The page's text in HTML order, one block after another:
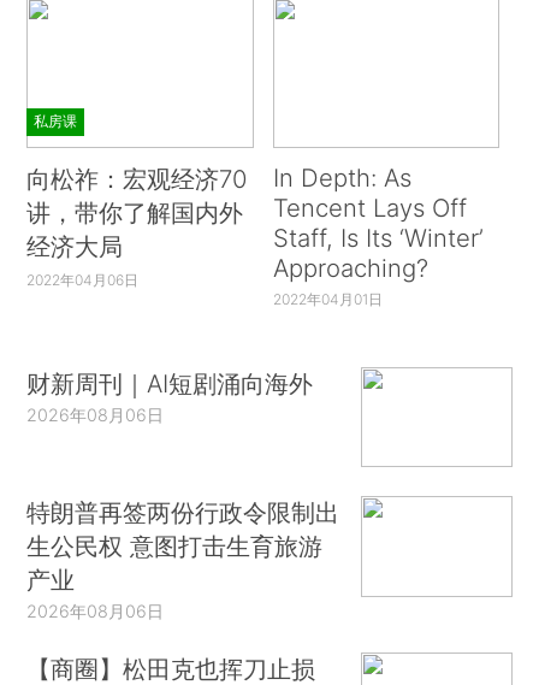
私房课
向松祚：宏观经济70
讲，带你了解国内外
经济大局
2022年04月06日
In Depth: As
Tencent Lays Off
Staff, Is Its ‘Winter’
Approaching?
2022年04月01日
财新周刊｜AI短剧涌向海外
2026年08月06日
特朗普再签两份行政令限制出
生公民权 意图打击生育旅游
产业
2026年08月06日
【商圈】松田克也挥刀止损